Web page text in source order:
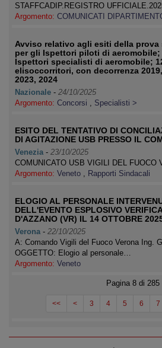
STAFFCADIP.REGISTRO
Argomento: COMUNICATI
Avviso relativo agli esiti della prova
per gli Ispettori piloti di
Ispettori specialisti di aeromobile;
elisoccorritori, con decorrenza 2019,
2023, 2024
Nazionale - 24/10/2025
Argomento: Concorsi , Specialisti >
ESITO DEL TENTATIVO DI
DI AGITAZIONE USB PRESSO IL
Venezia - 23/10/2025
COMUNICATO USB VIGILI DEL FUOCO
Argomento: Veneto , Rapporti Sindacali
ELOGIO AL PERSONALE
DELL'EVENTO ESPLOSIVO
D'AZZANO (VR) IL 14 OTTOBRE
Verona - 22/10/2025
A: Comando Vigili del Fuoco Verona Ing.
OGGETTO: Elogio al personale…
Argomento: Veneto
Pagina 8 di 285
<< < 3 4 5 6 7